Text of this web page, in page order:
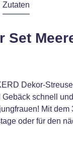
Zutaten
Dekor-
schnell
Mit
oder für den